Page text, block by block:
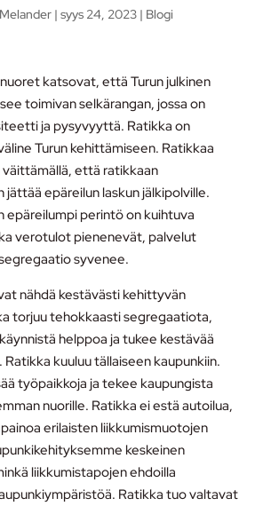
| syys 24, 2023| Blogi
katsovat, että Turun julkinen
toimivan selkärangan, jossa on
ja pysyvyyttä. Ratikka on
Turun kehittämiseen. Ratikkaa
että ratikkaan
jättää epäreilun laskun jälkipolville.
epäreilumpi perintö on kuihtuva
verotulot pienenevät, palvelut
syvenee.
nähdä kestävästi kehittyvän
torjuu tehokkaasti segregaatiota,
helppoa ja tukee kestävää
kuuluu tällaiseen kaupunkiin.
työpaikkoja ja tekee kaupungista
nuorille. Ratikka ei estä autoilua,
erilaisten liikkumismuotojen
keskeinen
liikkumistapojen ehdoilla
Ratikka tuo valtavat